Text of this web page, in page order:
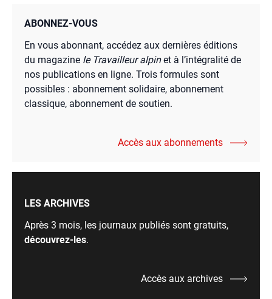
ABONNEZ-VOUS
En vous abonnant, accédez aux dernières éditions
du magazine le Travailleur alpinet à l’intégralité de
nos publications en ligne. Trois formules sont
possibles : abonnement solidaire, abonnement
classique, abonnement de soutien.
Accès aux abonnements
LES ARCHIVES
Après 3 mois, les journaux publiés sont gratuits,
découvrez-les.
Accès aux archives